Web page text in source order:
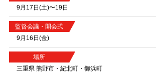
9月17日(土)〜19日
監督会議・開会式
9月16日(金)
場所
三重県 熊野市・紀北町・御浜町